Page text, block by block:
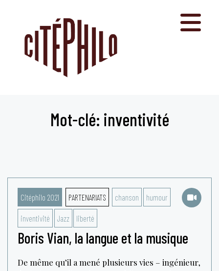
Mot-clé: inventivité
Citéphilo 2021 PARTENARIATS chanson humour
inventivité Jazz liberté
Boris Vian, la langue et la musique
De même qu’il a mené plusieurs vies – ingénieur,